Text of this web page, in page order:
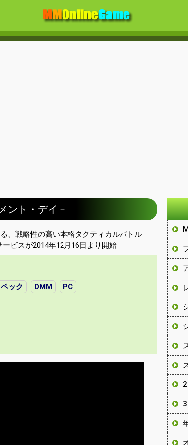
ント・デイ－
、戦略性の高い本格タクティカルバトル
ービスが2014年12月16日より開始
ック DMM PC